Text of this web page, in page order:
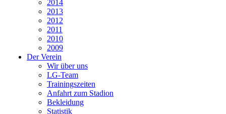
2014
2013
2012
2011
2010
2009
Der Verein
Wir über uns
LG-Team
Trainingszeiten
Anfahrt zum Stadion
Bekleidung
Statistik